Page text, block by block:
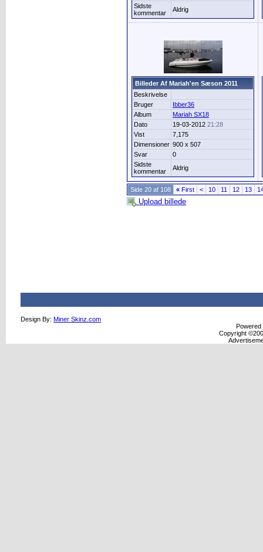
Sidste
kommentar
Aldrig
Billeder Af Mariah'en Sæson 2011
Beskrivelse
Bruger
Ibber36
Album
Mariah SX18
Dato
19-03-2012 21:28
Vist
7,175
Dimensioner 900 x 507
Svar
0
Sidste
kommentar
Aldrig
Side 20 af 108 « First < 10 11 12 13
Upload billede
Design By: Miner Skinz.com
Powered
Copyright